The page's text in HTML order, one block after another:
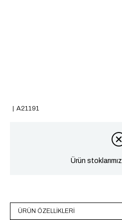
A21191
Ürün
ÜRÜN ÖZELLIKLERI